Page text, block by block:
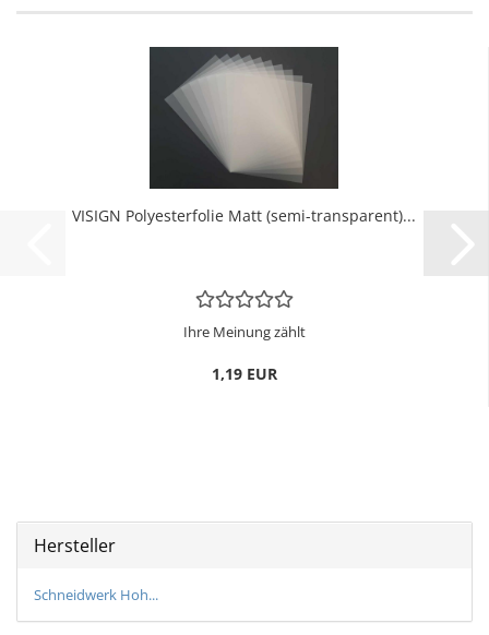
VI­SIGN Po­ly­es­ter­fo­lie Matt (semi-​trans­pa­rent)...
Ihre Meinung zählt
1,19 EUR
Hersteller
Schneidwerk Hoh...